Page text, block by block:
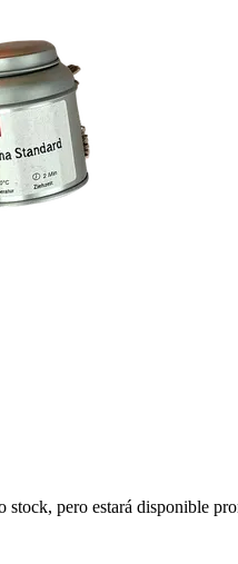
stock, pero estará disponible